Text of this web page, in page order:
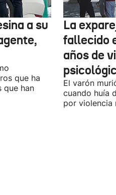
a su
que ha
que han
La
fallecido
años de
El varón
cuando huía
por violencia